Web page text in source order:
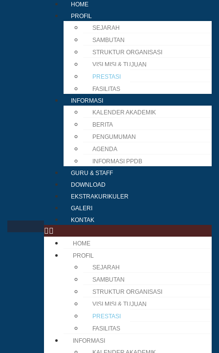
HOME
PROFIL
SEJARAH
SAMBUTAN
STRUKTUR ORGANISASI
VISI MISI & TUJUAN
PRESTASI
FASILITAS
INFORMASI
KALENDER AKADEMIK
BERITA
PENGUMUMAN
AGENDA
INFORMASI PPDB
GURU & STAFF
DOWNLOAD
EKSTRAKURIKULER
GALERI
KONTAK
HOME
PROFIL
SEJARAH
SAMBUTAN
STRUKTUR ORGANISASI
VISI MISI & TUJUAN
PRESTASI
FASILITAS
INFORMASI